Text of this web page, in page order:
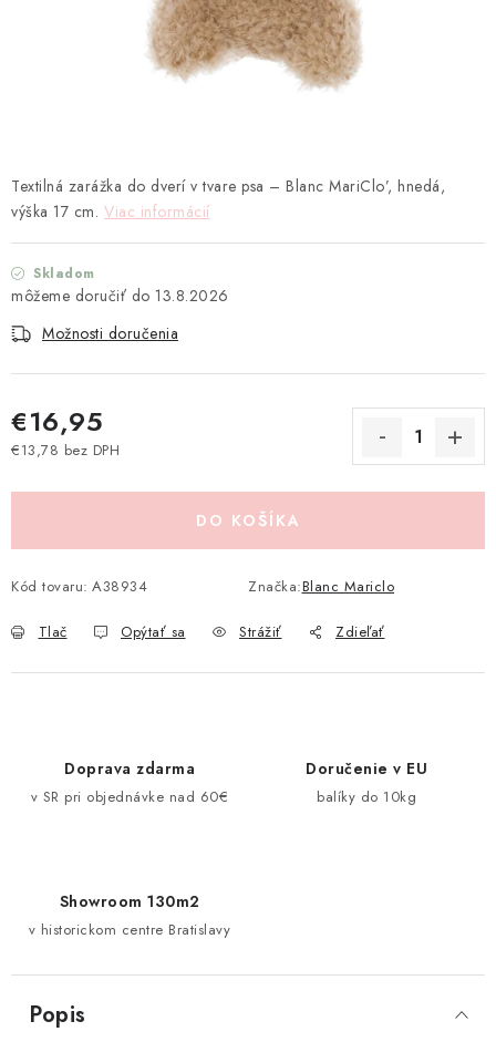
BLANC MARICLO´
VŠETKY PRODUKTY
ZNAČKY
Ako nakupovať
Obchodné podmienky
Podmienky ochrany osobných údajov
Katalógy Moja objednávka
Textilná zarážka do dverí v tvare psa – Blanc MariClo’, hnedá,
výška 17 cm. Viac informácií
Skladom
13.8.2026
Možnosti doručenia
€16,95
€13,78 bez DPH
DO KOŠÍKA
Kód tovaru: A38934 Značka:Blanc Mariclo
Tlač Opýtať sa Strážiť Zdieľať
Doprava zdarma
v SR pri objednávke nad 60€
Doručenie v EU
balíky do 10kg
Showroom 130m2
v historickom centre Bratislavy
Popis